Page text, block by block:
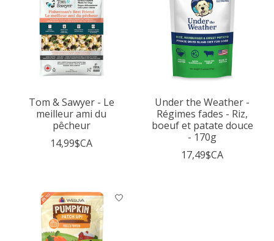
Tom & Sawyer - Le
meilleur ami du
pêcheur
14,99$CA
Under the Weather -
Régimes fades - Riz,
boeuf et patate douce
- 170g
17,49$CA